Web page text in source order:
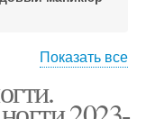
Показать все